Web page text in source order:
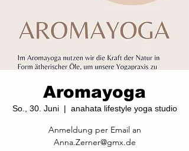
Aromayoga
So., 30. Juni
  |
anahata lifestyle yoga studio
Anmeldung per Email an
Anna.Zerner@gmx.de